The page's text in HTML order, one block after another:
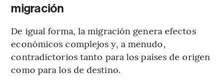
migración
De igual forma, la migración genera efectos
económicos complejos y, a menudo,
contradictorios tanto para los países de origen
como para los de destino.